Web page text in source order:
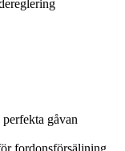
gåvan
fordonsförsäljning